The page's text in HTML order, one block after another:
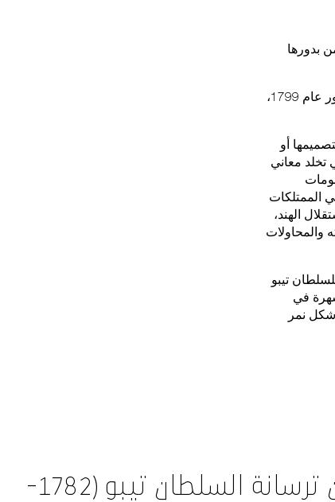
بدورها
بالنسبة للبعض، فإن وفاته على يد البريطانيين أثناء إقالتهم لعاصمته "سيرينغاباتام" في ميسور عام 1799،
أو
تخلد معاني
في معركة بوليلور (1780)، بينما تحتفي الممتلكات
الهند،
والمحاولات
تيبو
في
نمر
خنجر من الفولاذ من ترسانة السلطان تيبو (1782–